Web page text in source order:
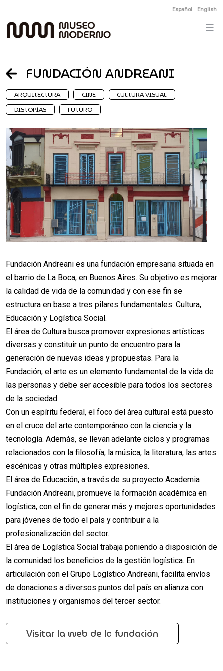
to
content
Español English
FUNDACIÓN ANDREANI
ARQUITECTURA CINE
CULTURA VISUAL
DISTOPÍAS
FUTURO
Fundación Andreani es una fundación empresaria situada en
el barrio de La Boca, en Buenos Aires. Su objetivo es mejorar
la calidad de vida de la comunidad y con ese fin se
estructura en base a tres pilares fundamentales: Cultura,
Educación y Logística Social.
El área de Cultura busca promover expresiones artísticas
diversas y constituir un punto de encuentro para la
generación de nuevas ideas y propuestas. Para la
Fundación, el arte es un elemento fundamental de la vida de
las personas y debe ser accesible para todos los sectores
de la sociedad.
Con un espíritu federal, el foco del área cultural está puesto
en el cruce del arte contemporáneo con la ciencia y la
tecnología. Además, se llevan adelante ciclos y programas
relacionados con la filosofía, la música, la literatura, las artes
escénicas y otras múltiples expresiones.
El área de Educación, a través de su proyecto Academia
Fundación Andreani, promueve la formación académica en
logística, con el fin de generar más y mejores oportunidades
para jóvenes de todo el país y contribuir a la
profesionalización del sector.
El área de Logística Social trabaja poniendo a disposición de
la comunidad los beneficios de la gestión logística. En
articulación con el Grupo Logístico Andreani, facilita envíos
de donaciones a diversos puntos del país en alianza con
instituciones y organismos del tercer sector.
Visitar la web de la fundación